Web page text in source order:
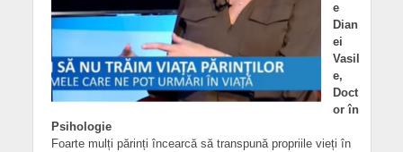
e
Dian
ei
Vasil
e,
Doct
or în
Psihologie
Foarte mulți părinți încearcă să transpună propriile vieți în